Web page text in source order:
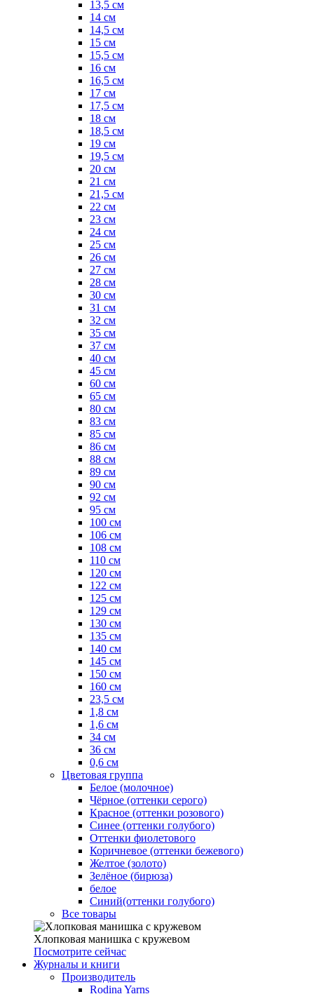
13,5 см
14 см
14,5 см
15 см
15,5 см
16 см
16,5 см
17 см
17,5 см
18 см
18,5 см
19 см
19,5 см
20 см
21 см
21,5 см
22 см
23 см
24 см
25 см
26 см
27 см
28 см
30 см
31 см
32 см
35 см
37 см
40 см
45 см
60 см
65 см
80 см
83 см
85 см
86 см
88 см
89 см
90 см
92 см
95 см
100 см
106 см
108 см
110 см
120 см
122 см
125 см
129 см
130 см
135 см
140 см
145 см
150 см
160 см
23,5 см
1,8 см
1,6 см
34 см
36 см
0,6 см
Цветовая группа
Белое (молочное)
Чёрное (оттенки серого)
Красное (оттенки розового)
Синее (оттенки голубого)
Оттенки фиолетового
Коричневое (оттенки бежевого)
Желтое (золото)
Зелёное (бирюза)
белое
Синий(оттенки голубого)
Все товары
Хлопковая манишка с кружевом
Посмотрите сейчас
Журналы и книги
Производитель
Rodina Yarns